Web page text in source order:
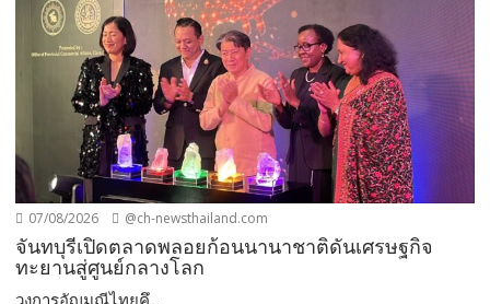
07/08/2026 @ch-newsthailand.com
จันทบุรีเปิดตลาดพลอยก้อนนานาชาติดันเศรษฐกิจ
ทะยานสู่ศูนย์กลางโลก